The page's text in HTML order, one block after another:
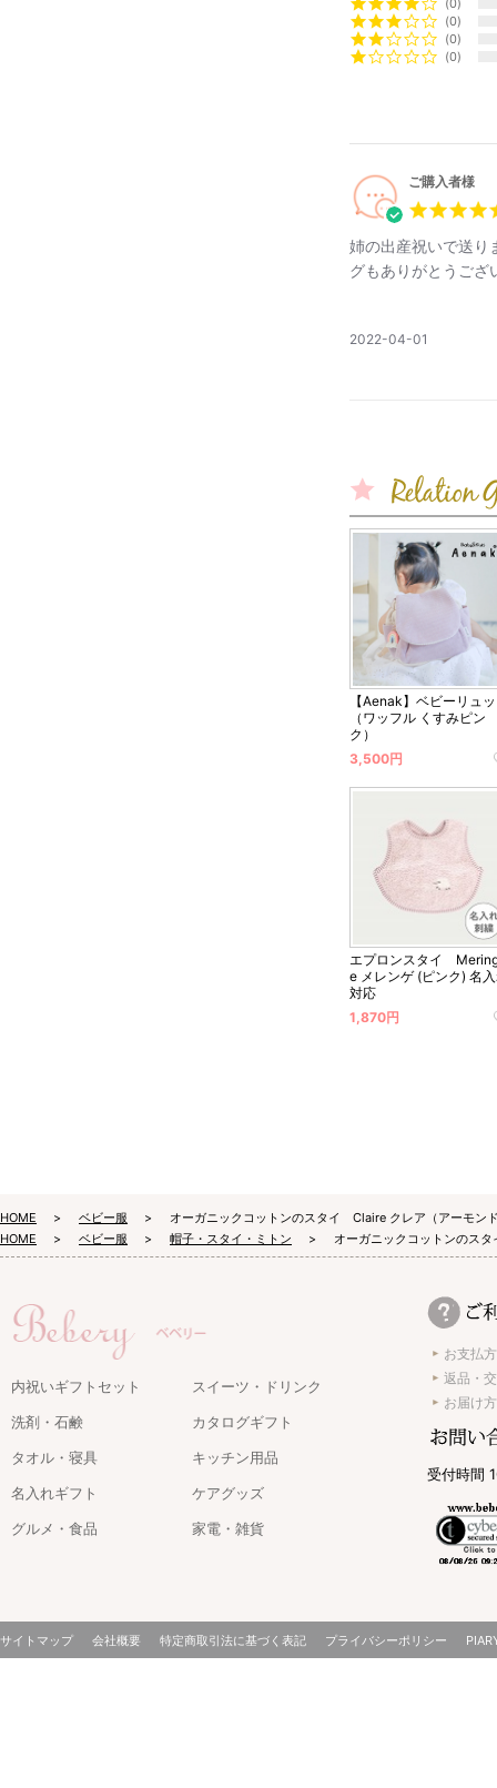
表面がガーゼ
スタイ
やわ
しっ
お洋
デザ
ギフトに
今治のタオ
に流され
無料特典
おめでと
40種類以上の
ッセージカー
カー
0
0
0
0
ご購入者様
姉の出産祝いで送り
グもありがとうござ
公
2022-04-01
【Aenak】ベビーリュ
（ワッフル くすみピン
ク）
3,500円
エプロンスタイ
e メレンゲ (ピンク) 名
対応
1,870円
HOME ベビー服
オーガニックコットンのスタイ Claire クレア（アーモン
HOME
ベビー服 帽子・スタイ・ミトン オーガニックコットンのス
内祝いギフトセット
スイーツ・ドリンク
洗剤・石鹸
カタログギフト
タオル・寝具
キッチン用品
名入れギフト
ケアグッズ
グルメ・食品
家電・雑貨
お支払
返品・
お届け
受付時間
サイトマップ 会社概要 特定商取引法に基づく表記 プライバシーポリシー